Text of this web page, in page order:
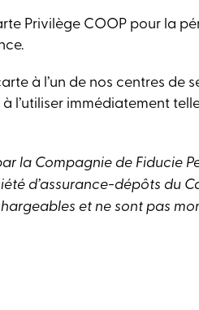
Privilège COOP pour la
à l’un de nos centres de
l’utiliser immédiatement
la Compagnie de Fiducie
d’assurance-dépôts du
et ne sont pas